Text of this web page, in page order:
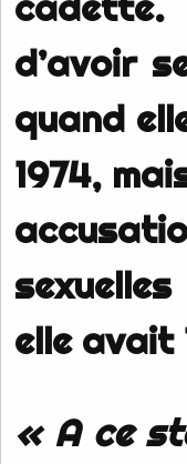
d’avoir
quand
1974,
elle avait
« A ce